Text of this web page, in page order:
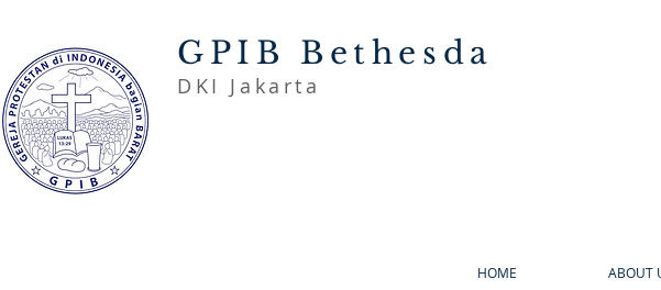
GPIB Bethesda
DKI Jakarta
HOME ABOUT